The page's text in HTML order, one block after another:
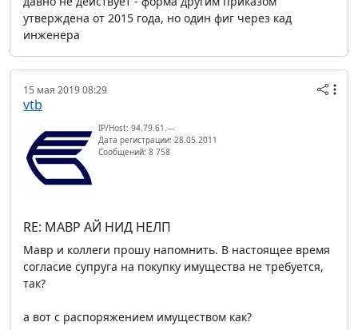
утверждена от 2015 года, но один фиг через кад
инженера
15 мая 2019 08:29
vtb
IP/Host: 94.79.61.---
Дата регистрации: 28.05.2011
Сообщений: 8 758
RE: МАВР АЙ НИД НЕЛП
Мавр и коллеги прошу напомнить. В настоящее время
согласие супруга на покупку имущества не требуется,
так?
а вот с распоряжением имуществом как?